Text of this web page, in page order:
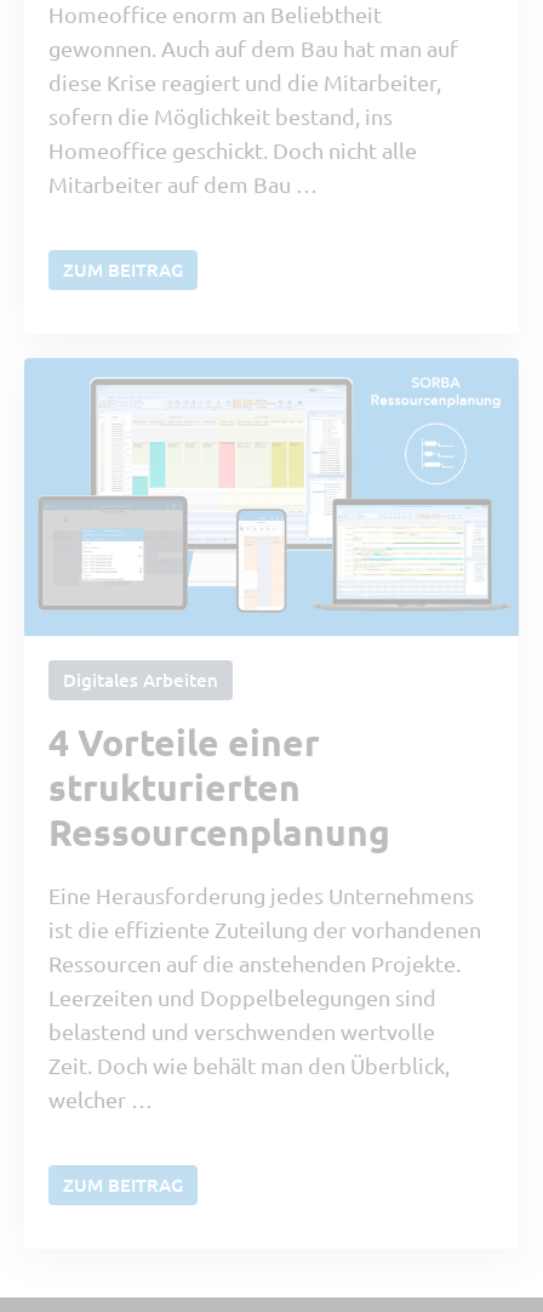
Homeoffice enorm an Beliebtheit
gewonnen. Auch auf dem Bau hat man auf
diese Krise reagiert und die Mitarbeiter,
sofern die Möglichkeit bestand, ins
Homeoffice geschickt. Doch nicht alle
Mitarbeiter auf dem Bau …
ZUM BEITRAG
Digitales Arbeiten
4 Vorteile einer
strukturierten
Ressourcenplanung
Eine Herausforderung jedes Unternehmens
ist die effiziente Zuteilung der vorhandenen
Ressourcen auf die anstehenden Projekte.
Leerzeiten und Doppelbelegungen sind
belastend und verschwenden wertvolle
Zeit. Doch wie behält man den Überblick,
welcher …
ZUM BEITRAG